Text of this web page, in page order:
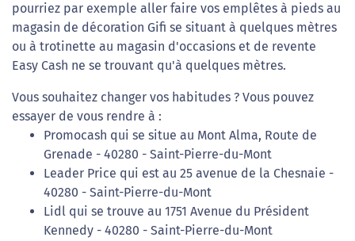
pourriez par exemple aller faire vos emplêtes à pieds au
magasin de décoration Gifi se situant à quelques mètres
ou à trotinette au magasin d'occasions et de revente
Easy Cash ne se trouvant qu'à quelques mètres.
Vous souhaitez changer vos habitudes ? Vous pouvez
essayer de vous rendre à :
Promocash qui se situe au Mont Alma, Route de
Grenade - 40280 - Saint-Pierre-du-Mont
Leader Price qui est au 25 avenue de la Chesnaie -
40280 - Saint-Pierre-du-Mont
Lidl qui se trouve au 1751 Avenue du Président
Kennedy - 40280 - Saint-Pierre-du-Mont